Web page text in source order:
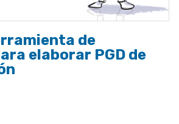
de
elaborar PGD de